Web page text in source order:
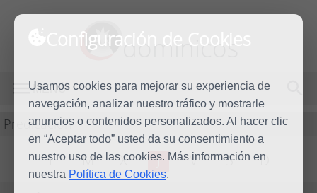
Configuración de Cookies
Usamos cookies para mejorar su experiencia de
navegación, analizar nuestro tráfico y mostrarle
anuncios o contenidos personalizados. Al hacer clic
en “Aceptar todo” usted da su consentimiento a
nuestro uso de las cookies. Más información en
nuestra Política de Cookies.
dominicos
MENÚ
Predicación
L M X J V S D